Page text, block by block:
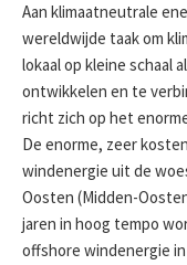
Aan klimaatneutrale
wereldwijde taak om
lokaal op kleine schaal
ontwikkelen en te
richt zich op het
De enorme, zeer
windenergie uit de
Oosten (Midden-
jaren in hoog tempo
offshore windenergie